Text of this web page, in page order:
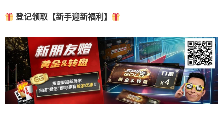
登记领取【新手迎新福利】